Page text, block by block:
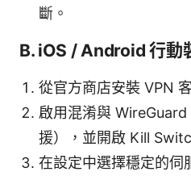
斷。
B. iOS / Android 行動
從官方商店安裝 VPN
啟用混淆與
援），並開啟 Kill
在設定中選擇穩定的伺